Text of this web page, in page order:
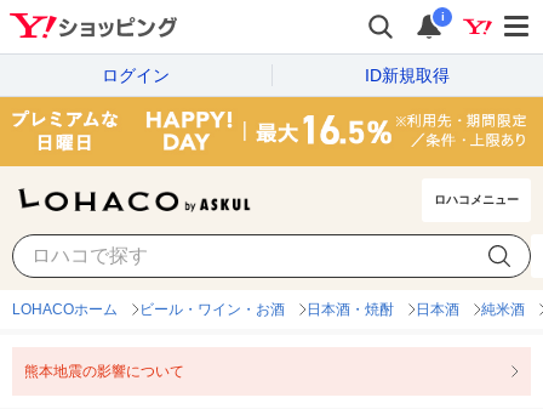
i
ログイン ID新規取得
ロハコメニュー
LOHACOホーム ビール・ワイン・お酒 日本酒・焼酎 日本酒 純米酒
熊本地震の影響について